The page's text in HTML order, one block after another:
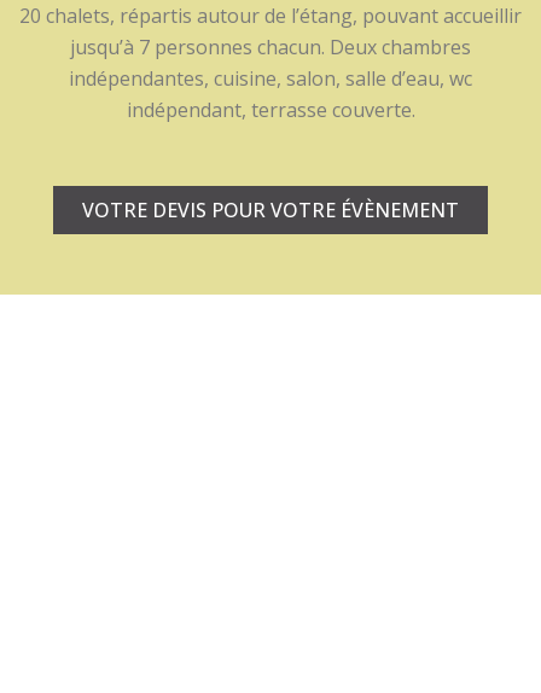
20 chalets, répartis autour de l’étang, pouvant accueillir
jusqu’à 7 personnes chacun. Deux chambres
indépendantes, cuisine, salon, salle d’eau, wc
indépendant, terrasse couverte.
VOTRE DEVIS POUR VOTRE ÉVÈNEMENT